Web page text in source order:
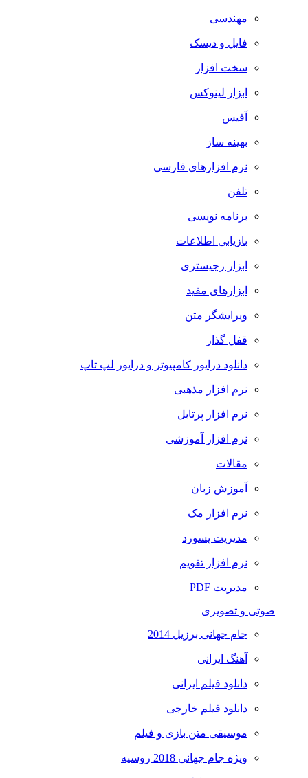
مهندسی
فایل و دیسک
سخت افزار
ابزار لینوکس
آفیس
بهینه ساز
نرم افزارهای فارسی
تلفن
برنامه نویسی
بازیابی اطلاعات
ابزار رجیستری
ابزارهای مفید
ویرایشگر متن
قفل گذار
دانلود درایور کامپیوتر و درایور لپ تاپ
نرم افزار مذهبی
نرم افزار پرتابل
نرم افزار آموزشی
مقالات
آموزش زبان
نرم افزار مک
مدیریت پسورد
نرم افزار تقویم
مدیریت PDF
صوتی و تصویری
جام جهانی برزیل 2014
آهنگ ایرانی
دانلود فیلم ایرانی
دانلود فیلم خارجی
موسیقی متن بازی و فیلم
ویژه جام جهانی 2018 روسیه